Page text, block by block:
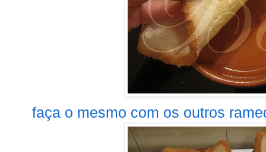
faça o mesmo com os outros